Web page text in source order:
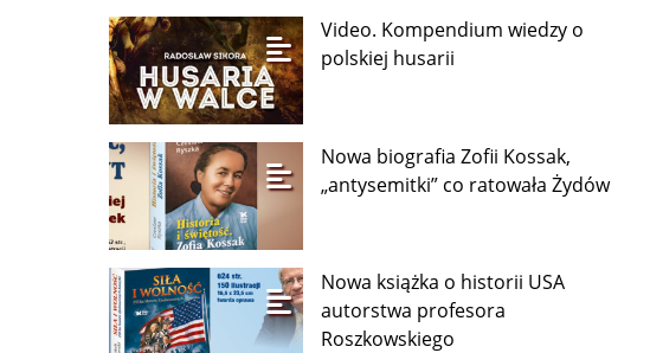
Video. Kompendium wiedzy o
polskiej husarii
Nowa biografia Zofii Kossak,
„antysemitki” co ratowała Żydów
Nowa książka o historii USA
autorstwa profesora
Roszkowskiego